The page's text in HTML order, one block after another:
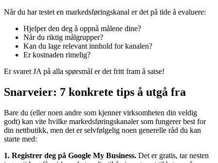
Når du har testet en markedsføringskanal er det på tide å evaluere:
Hjelper den deg å oppnå målene dine?
Når du riktig målgrupper?
Kan du lage relevant innhold for kanalen?
Er kostnaden rimelig?
Er svaret JA på alla spørsmål er det fritt fram å satse!
Snarveier: 7 konkrete tips å utgå fra
Bare du (eller noen andre som kjenner virksomheten din veldig
godt) kan vite hvilke markedsføringskanaler som fungerer best for
din nettbutikk, men det er selvfølgelig noen generelle råd du kan
starte med:
1. Registrer deg på Google My Business. Det er gratis, tar nesten